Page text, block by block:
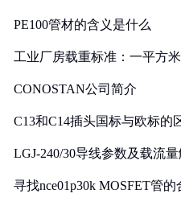
PE100管材的含义是什么
工业厂房载重标准：一平方
CONOSTAN公司简介
C13和C14插头国标与欧标的
LGJ-240/30导线参数及载流
寻找nce01p30k MOSFET管